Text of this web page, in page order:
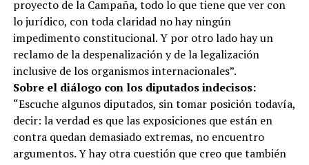
proyecto de la Campaña, todo lo que tiene que ver con
lo jurídico, con toda claridad no hay ningún
impedimento constitucional. Y por otro lado hay un
reclamo de la despenalización y de la legalización
inclusive de los organismos internacionales”.
Sobre el diálogo con los diputados indecisos:
“Escuche algunos diputados, sin tomar posición todavía,
decir: la verdad es que las exposiciones que están en
contra quedan demasiado extremas, no encuentro
argumentos. Y hay otra cuestión que creo que también